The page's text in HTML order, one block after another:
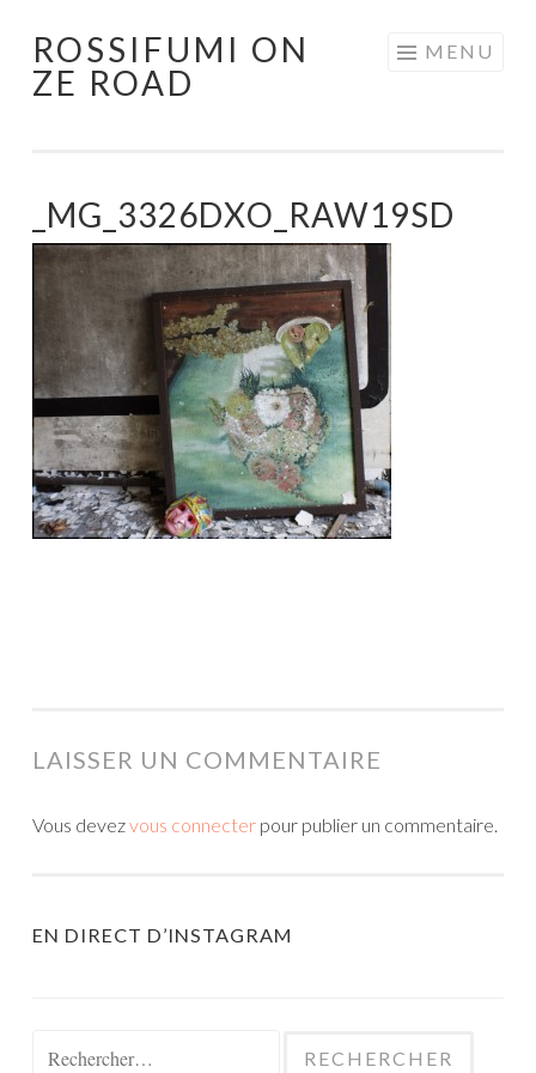
Aller
au
ROSSIFUMI ON
ZE ROAD
MENU
_MG_3326DXO_RAW19SD
LAISSER UN COMMENTAIRE
Vous devezvous connecter pour publier un commentaire.
EN DIRECT D’INSTAGRAM